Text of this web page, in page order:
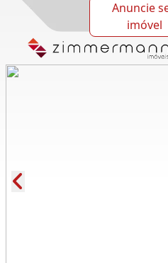
Anuncie
imóvel